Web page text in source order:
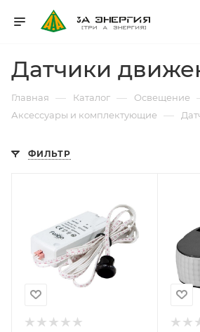
Датчики
Главная — Каталог — Освещение
Аксессуары и комплектующие —
ФИЛЬТР